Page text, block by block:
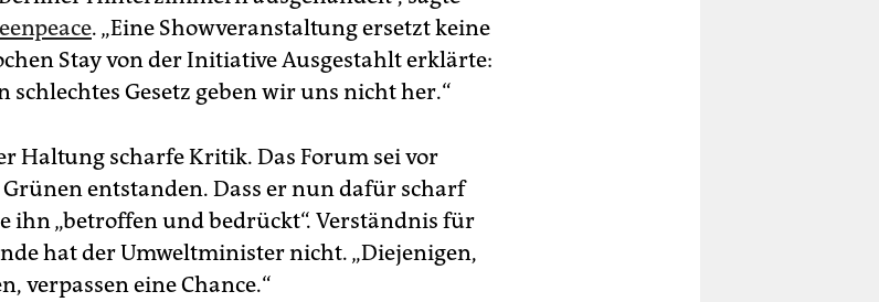
. „Eine Showveranstaltung ersetzt keine
Stay von der Initiative Ausgestahlt erklärte:
schlechtes Gesetz geben wir uns nicht her.“
Haltung scharfe Kritik. Das Forum sei vor
entstanden. Dass er nun dafür scharf
ihn „betroffen und bedrückt“. Verständnis für
hat der Umweltminister nicht. „Diejenigen,
verpassen eine Chance.“